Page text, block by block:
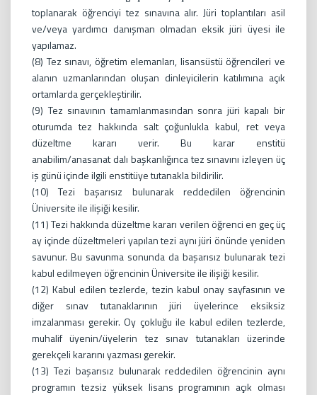
toplanarak öğrenciyi tez sınavına alır. Jüri toplantıları asil
ve/veya yardımcı danışman olmadan eksik jüri üyesi ile
yapılamaz.
(8) Tez sınavı, öğretim elemanları, lisansüstü öğrencileri ve
alanın uzmanlarından oluşan dinleyicilerin katılımına açık
ortamlarda gerçekleştirilir.
(9) Tez sınavının tamamlanmasından sonra jüri kapalı bir
oturumda tez hakkında salt çoğunlukla kabul, ret veya
düzeltme kararı verir. Bu karar enstitü
anabilim/anasanat dalı başkanlığınca tez sınavını izleyen üç
iş günü içinde ilgili enstitüye tutanakla bildirilir.
(10) Tezi başarısız bulunarak reddedilen öğrencinin
Üniversite ile ilişiği kesilir.
(11) Tezi hakkında düzeltme kararı verilen öğrenci en geç üç
ay içinde düzeltmeleri yapılan tezi aynı jüri önünde yeniden
savunur. Bu savunma sonunda da başarısız bulunarak tezi
kabul edilmeyen öğrencinin Üniversite ile ilişiği kesilir.
(12) Kabul edilen tezlerde, tezin kabul onay sayfasının ve
diğer sınav tutanaklarının jüri üyelerince eksiksiz
imzalanması gerekir. Oy çokluğu ile kabul edilen tezlerde,
muhalif üyenin/üyelerin tez sınav tutanakları üzerinde
gerekçeli kararını yazması gerekir.
(13) Tezi başarısız bulunarak reddedilen öğrencinin aynı
programın tezsiz yüksek lisans programının açık olması